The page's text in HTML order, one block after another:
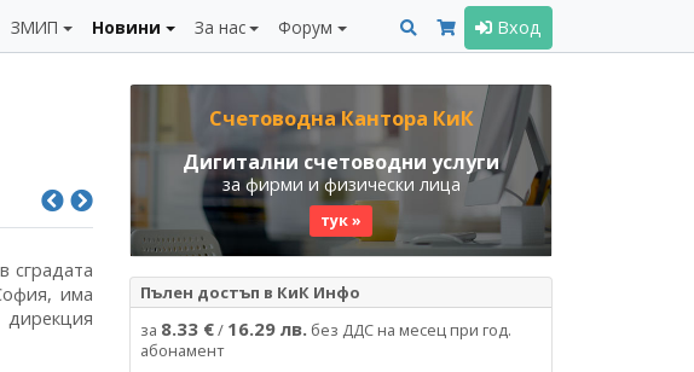
ЗМИП Новини За нас Форум Вход
сградата
има
Счетоводна Кантора КиК
Дигитални счетоводни услуги
за фирми и физически лица
тук »
Пълен достъп в КиК Инфо
за 8.33 €/ 16.29 лв. без ДДС на месец при год.
абонамент